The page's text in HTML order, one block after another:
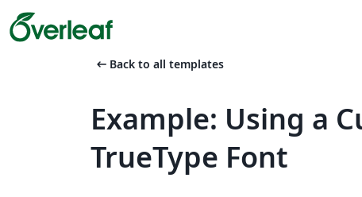
arrow_left_alt Back to all templates
Example: Using a
TrueType Font